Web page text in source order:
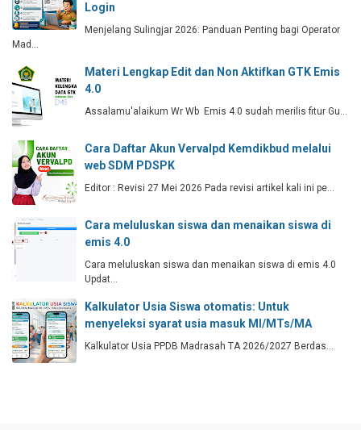
Login
Menjelang Sulingjar 2026: Panduan Penting bagi Operator
Mad…
Materi Lengkap Edit dan Non Aktifkan GTK Emis
4.0
Assalamu'alaikum Wr Wb Emis 4.0 sudah merilis fitur Gu…
Cara Daftar Akun Vervalpd Kemdikbud melalui
web SDM PDSPK
Editor : Revisi 27 Mei 2026 Pada revisi artikel kali ini pe…
Cara meluluskan siswa dan menaikan siswa di
emis 4.0
Cara meluluskan siswa dan menaikan siswa di emis 4.0
Updat…
Kalkulator Usia Siswa otomatis: Untuk
menyeleksi syarat usia masuk MI/MTs/MA
Kalkulator Usia PPDB Madrasah TA 2026/2027 Berdas…